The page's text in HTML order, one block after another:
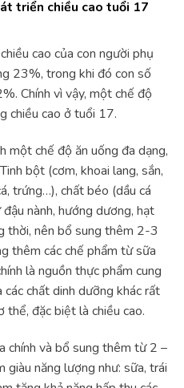
triển chiều cao tuổi 17
cao của con người phụ
23%, trong khi đó con số
Chính vì vậy, một chế độ
chiều cao ở tuổi 17.
một chế độ ăn uống đa dạng,
bột (cơm, khoai lang, sắn,
trứng…), chất béo (dầu cá
nành, hướng dương, hạt
thời, nên bổ sung thêm 2-3
thêm các chế phẩm từ sữa
là nguồn thực phẩm cung
chất dinh dưỡng khác rất
đặc biệt là chiều cao.
chính và bổ sung thêm từ 2 –
giàu năng lượng như: sữa, trái